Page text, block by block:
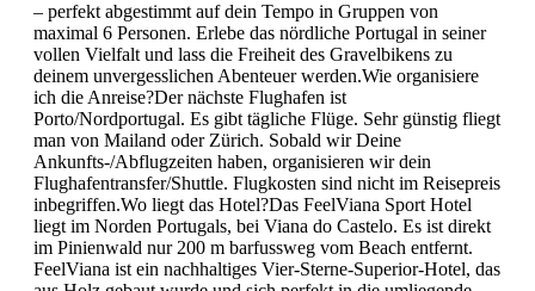
– perfekt abgestimmt auf dein Tempo in Gruppen von
maximal 6 Personen. Erlebe das nördliche Portugal in seiner
vollen Vielfalt und lass die Freiheit des Gravelbikens zu
deinem unvergesslichen Abenteuer werden.Wie organisiere
ich die Anreise?Der nächste Flughafen ist
Porto/Nordportugal. Es gibt tägliche Flüge. Sehr günstig fliegt
man von Mailand oder Zürich. Sobald wir Deine
Ankunfts-/Abflugzeiten haben, organisieren wir dein
Flughafentransfer/Shuttle. Flugkosten sind nicht im Reisepreis
inbegriffen.Wo liegt das Hotel?Das FeelViana Sport Hotel
liegt im Norden Portugals, bei Viana do Castelo. Es ist direkt
im Pinienwald nur 200 m barfussweg vom Beach entfernt.
FeelViana ist ein nachhaltiges Vier-Sterne-Superior-Hotel, das